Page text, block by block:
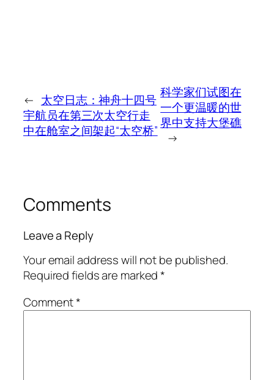
← 太空日志：神舟十四号
宇航员在第三次太空行走
中在舱室之间架起“太空桥”
科学家们试图在
一个更温暖的世
界中支持大堡礁
→
Comments
Leave a Reply
Your email address will not be published.
Required fields are marked*
Comment*